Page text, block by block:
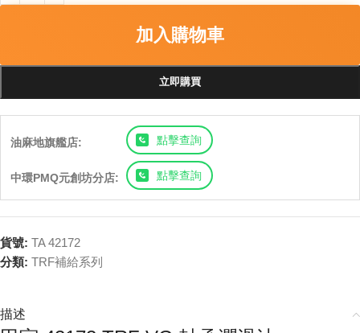
加入購物車
立即購買
油麻地旗艦店: 點擊查詢
中環PMQ元創坊分店: 點擊查詢
貨號: TA 42172
分類: TRF補給系列
描述